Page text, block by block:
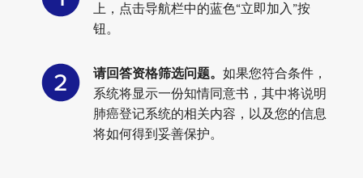
上，点击导航栏中的蓝色“立即加入”按
钮。
2 请回答资格筛选问题。 如果您符合条件，
系统将显示一份知情同意书，其中将说明
肺癌登记系统的相关内容，以及您的信息
将如何得到妥善保护。